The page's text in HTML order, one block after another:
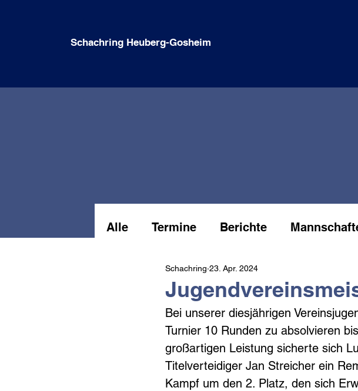
Schachring Heuberg-Gosheim
Alle Termine Berichte
Schachring 23. Apr. 2024
Bei unserer diesjährigen
Turnier 10 Runden zu absolvieren
großartigen Leistung sicherte sich
Titelverteidiger Jan Streicher ein
Kampf um den 2. Platz, den sich